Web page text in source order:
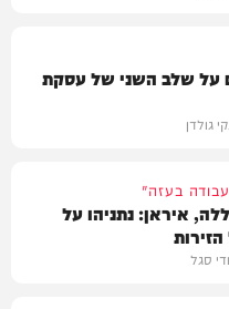
על שלב השני של עסקת
גולדן
בעזה"
איראן: נתניהו על
סגל